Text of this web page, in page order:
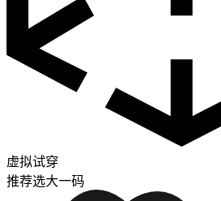
虚拟试穿
推荐选大一码